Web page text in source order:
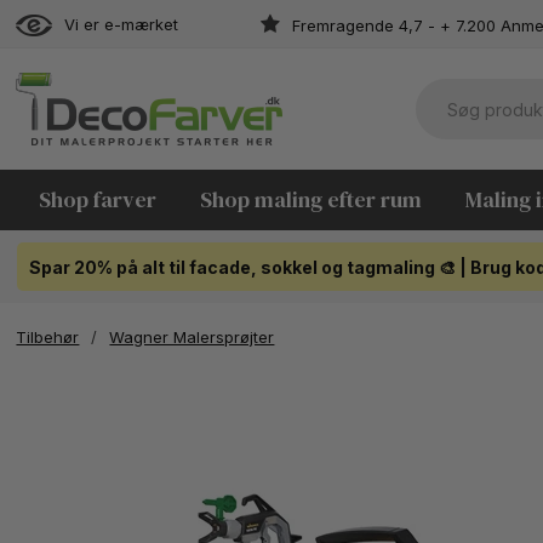
Vi er e-mærket Fremragende 4,7 - + 7.200
Shop farver Shop maling efter rum Maling
Spar 20% på alt til facade, sokkel og tagmaling 🎨 | Brug
Tilbehør / Wagner Malersprøjter